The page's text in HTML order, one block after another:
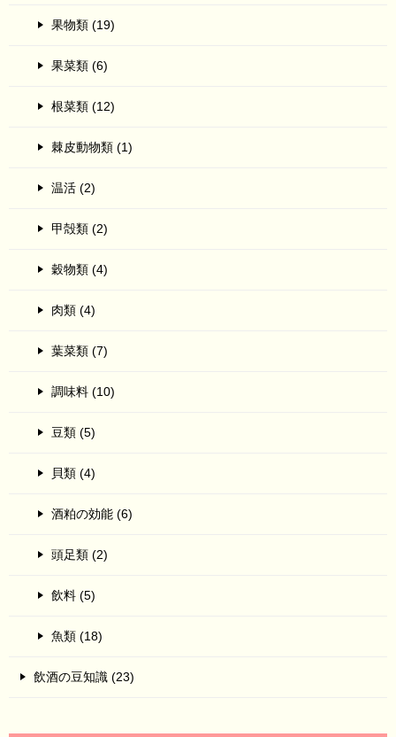
果物類 (19)
果菜類 (6)
根菜類 (12)
棘皮動物類 (1)
温活 (2)
甲殻類 (2)
穀物類 (4)
肉類 (4)
葉菜類 (7)
調味料 (10)
豆類 (5)
貝類 (4)
酒粕の効能 (6)
頭足類 (2)
飲料 (5)
魚類 (18)
飲酒の豆知識 (23)